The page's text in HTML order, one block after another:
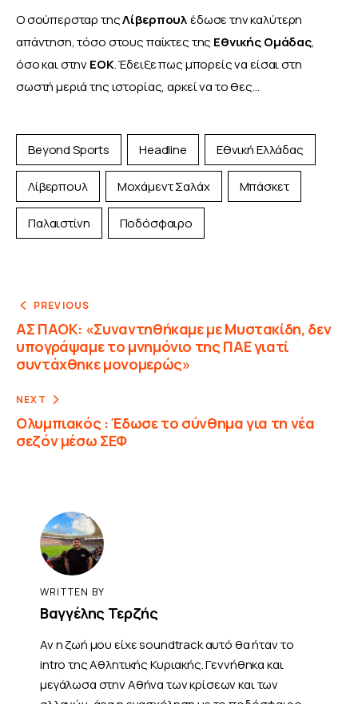
Ο σούπερσταρ της Λίβερπουλ έδωσε την καλύτερη
απάντηση, τόσο στους παίκτες της ΕθνικήςΟμάδας,
όσο και στην ΕΟΚ. Έδειξε πως μπορείς να είσαι στη
σωστή μεριά της ιστορίας, αρκεί να το θες…
Beyond Sports Headline Εθνική Ελλάδας
Λίβερπουλ Μοχάμεντ Σαλάχ Μπάσκετ
Παλαιστίνη Ποδόσφαιρο
PREVIOUS
ΑΣ ΠΑΟΚ: «Συναντηθήκαμε με Μυστακίδη, δεν
υπογράψαμε το μνημόνιο της ΠΑΕ γιατί
συντάχθηκε μονομερώς»
NEXT
Ολυμπιακός : Έδωσε το σύνθημα για τη νέα
σεζόν μέσω ΣΕΦ
WRITTEN BY
Βαγγέλης Τερζής
Αν η ζωή μου είχε soundtrack αυτό θα ήταν το
intro της Αθλητικής Κυριακής. Γεννήθηκα και
μεγάλωσα στην Αθήνα των κρίσεων και των